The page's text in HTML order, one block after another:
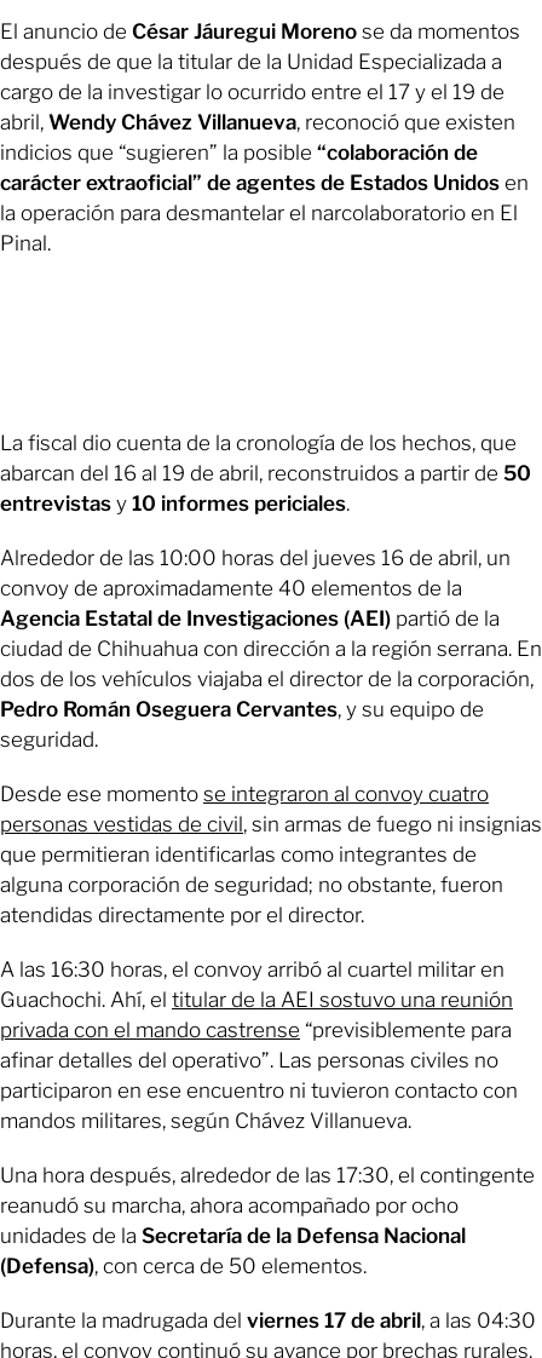
El anuncio de César Jáuregui Moreno se da momentos
después de que la titular de la Unidad Especializada a
cargo de la investigar lo ocurrido entre el 17 y el 19 de
abril, Wendy Chávez Villanueva, reconoció que existen
indicios que “sugieren” la posible “colaboración de
carácter extraoficial” de agentes de Estados Unidos en
la operación para desmantelar el narcolaboratorio en El
Pinal.
La fiscal dio cuenta de la cronología de los hechos, que
abarcan del 16 al 19 de abril, reconstruidos a partir de 50
entrevistas y 10 informes periciales.
Alrededor de las 10:00 horas del jueves 16 de abril, un
convoy de aproximadamente 40 elementos de la
Agencia Estatal de Investigaciones (AEI) partió de la
ciudad de Chihuahua con dirección a la región serrana. En
dos de los vehículos viajaba el director de la corporación,
Pedro Román Oseguera Cervantes, y su equipo de
seguridad.
Desde ese momento se integraron al convoy cuatro
personas vestidas de civil, sin armas de fuego ni insignias
que permitieran identificarlas como integrantes de
alguna corporación de seguridad; no obstante, fueron
atendidas directamente por el director.
A las 16:30 horas, el convoy arribó al cuartel militar en
Guachochi. Ahí, el titular de la AEI sostuvo una reunión
privada con el mando castrense “previsiblemente para
afinar detalles del operativo”. Las personas civiles no
participaron en ese encuentro ni tuvieron contacto con
mandos militares, según Chávez Villanueva.
Una hora después, alrededor de las 17:30, el contingente
reanudó su marcha, ahora acompañado por ocho
unidades de la Secretaría de la Defensa Nacional
(Defensa), con cerca de 50 elementos.
Durante la madrugada del viernes 17 de abril, a las 04:30
horas, el convoy continuó su avance por brechas rurales.